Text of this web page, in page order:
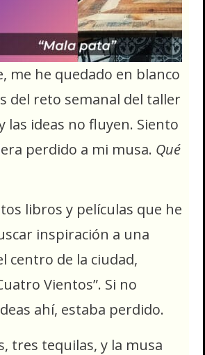
me he quedado en blanco
del reto semanal del taller
las ideas no fluyen. Siento
perdido a mi musa. Qué
libros y películas que he
inspiración a una
centro de la ciudad,
Vientos”. Si no
ahí, estaba perdido.
tres tequilas, y la musa